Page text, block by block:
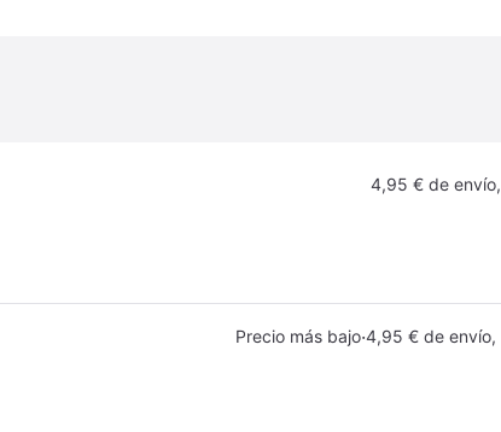
4,95 € de envío,
Precio más bajo·4,95 € de envío,